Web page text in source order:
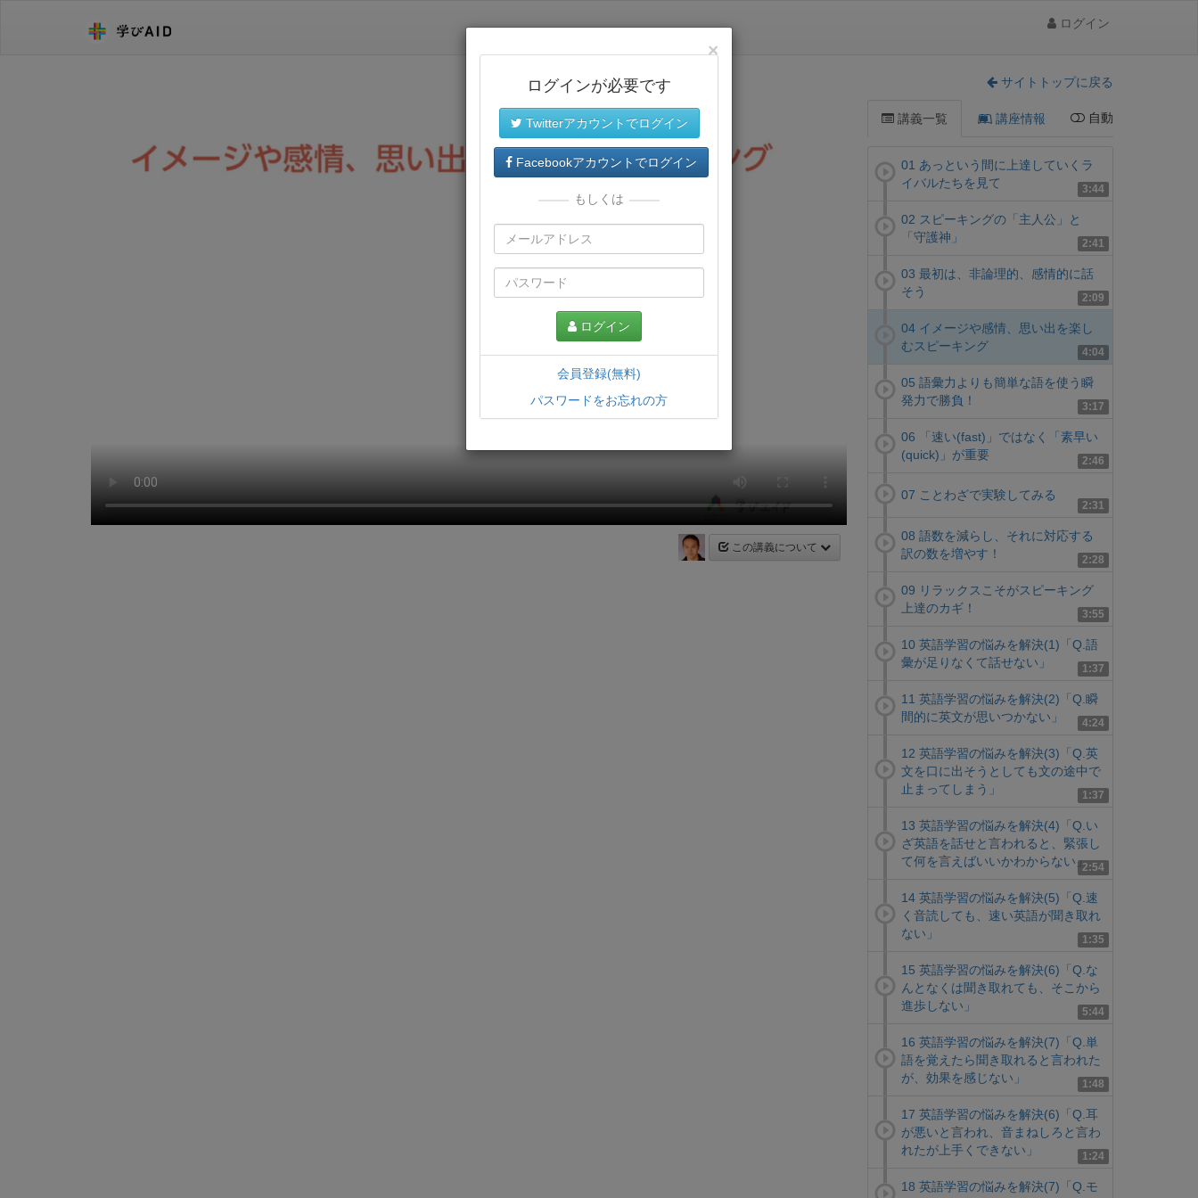
ログイン
サイトトップに戻る
この講義について
講義一覧 講座情報 自動
3:44
01 あっという間に上達していくラ
イバルたちを見て
2:41
02 スピーキングの「主人公」と
「守護神」
2:09
03 最初は、非論理的、感情的に話
そう
4:04
04 イメージや感情、思い出を楽し
むスピーキング
3:17
05 語彙力よりも簡単な語を使う瞬
発力で勝負！
2:46
06 「速い(fast)」ではなく「素早い
(quick)」が重要
2:31
07 ことわざで実験してみる
2:28
08 語数を減らし、それに対応する
訳の数を増やす！
3:55
09 リラックスこそがスピーキング
上達のカギ！
1:37
10 英語学習の悩みを解決(1)「Q.語
彙が足りなくて話せない」
4:24
11 英語学習の悩みを解決(2)「Q.瞬
間的に英文が思いつかない」
1:37
12 英語学習の悩みを解決(3)「Q.英
文を口に出そうとしても文の途中で
止まってしまう」
2:54
13 英語学習の悩みを解決(4)「Q.い
ざ英語を話せと言われると、緊張し
て何を言えばいいかわからない」
1:35
14 英語学習の悩みを解決(5)「Q.速
く音読しても、速い英語が聞き取れ
ない」
5:44
15 英語学習の悩みを解決(6)「Q.な
んとなくは聞き取れても、そこから
進歩しない」
1:48
16 英語学習の悩みを解決(7)「Q.単
語を覚えたら聞き取れると言われた
が、効果を感じない」
1:24
17 英語学習の悩みを解決(6)「Q.耳
が悪いと言われ、音まねしろと言わ
れたが上手くできない」
18 英語学習の悩みを解決(7)「Q.モ
×
ログインが必要です
Twitterアカウントでログイン
Facebookアカウントでログイン
もしくは
ログイン
会員登録(無料)
パスワードをお忘れの方